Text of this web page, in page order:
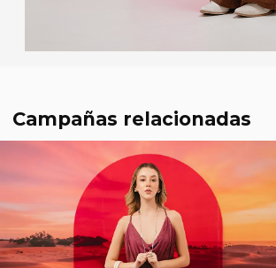
Campañas relacionadas